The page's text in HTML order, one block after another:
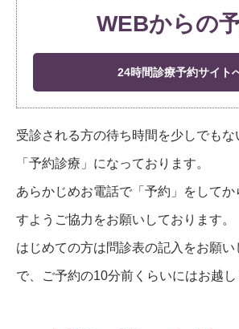
WEBからの
24時間診療予約サイト
受診される方の待ち時間を少しでもな
「予約診療」になっております。
あらかじめお電話で「予約」をしてか
すようご協力をお願いしております。
はじめての方は問診表の記入をお願
で、ご予約の10分前くらいにはお越し